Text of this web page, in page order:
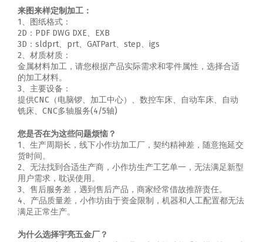
来图来样定制加工：
1、图纸格式：
2D：PDF DWG DXE、EXB
3D：sldprt、prt、GATPart、step、igs
2、材质材质：
金属材料加工，请您根据产品实际需求和零件属性，选择合适
的加工材料。
3、主要设备：
提供CNC（电脑锣、加工中心）、数控车床、自动车床、自动
铣床、CNC多轴服务(4/5轴)
您是否在为这些问题烦恼？
1、生产周期长，线下小作坊加工厂，契约精神差，随意拖延交
货时间。
2、无法找到合适生产商，小作坊生产工艺单一，无法满足新型
用户需求，耽误使用。
3、售后服务差，遇到售后产品，商家经常借故推辞责任。
4、产品质量差，小作坊由于资金限制，机器和人工配置都无法
满足正常生产。
为什么选择宇亮五金厂？